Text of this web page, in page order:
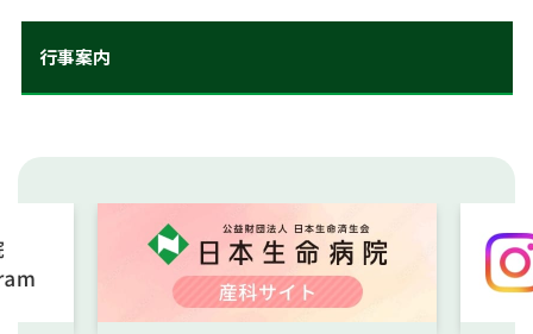
行事案内